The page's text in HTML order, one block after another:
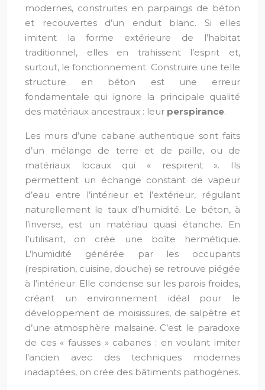
modernes, construites en parpaings de béton
et recouvertes d’un enduit blanc. Si elles
imitent la forme extérieure de l’habitat
traditionnel, elles en trahissent l’esprit et,
surtout, le fonctionnement. Construire une telle
structure en béton est une erreur
fondamentale qui ignore la principale qualité
des matériaux ancestraux : leur perspirance.
Les murs d’une cabane authentique sont faits
d’un mélange de terre et de paille, ou de
matériaux locaux qui « respirent ». Ils
permettent un échange constant de vapeur
d’eau entre l’intérieur et l’extérieur, régulant
naturellement le taux d’humidité. Le béton, à
l’inverse, est un matériau quasi étanche. En
l’utilisant, on crée une boîte hermétique.
L’humidité générée par les occupants
(respiration, cuisine, douche) se retrouve piégée
à l’intérieur. Elle condense sur les parois froides,
créant un environnement idéal pour le
développement de moisissures, de salpêtre et
d’une atmosphère malsaine. C’est le paradoxe
de ces « fausses » cabanes : en voulant imiter
l’ancien avec des techniques modernes
inadaptées, on crée des bâtiments pathogènes.